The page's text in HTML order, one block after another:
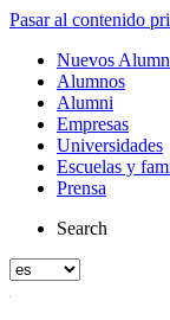
Pasar al contenido
Nuevos
Alumnos
Alumni
Empresas
Universidades
Escuelas y
Prensa
Search